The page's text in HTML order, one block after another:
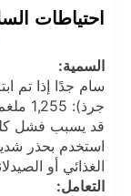
احتياطات
السمية:
سام جدًا إذا تم
جرذ): 1,255 ملغم/كغم
قد يسبب فشل
استخدم بحذر
الغذائي أو
التعامل: